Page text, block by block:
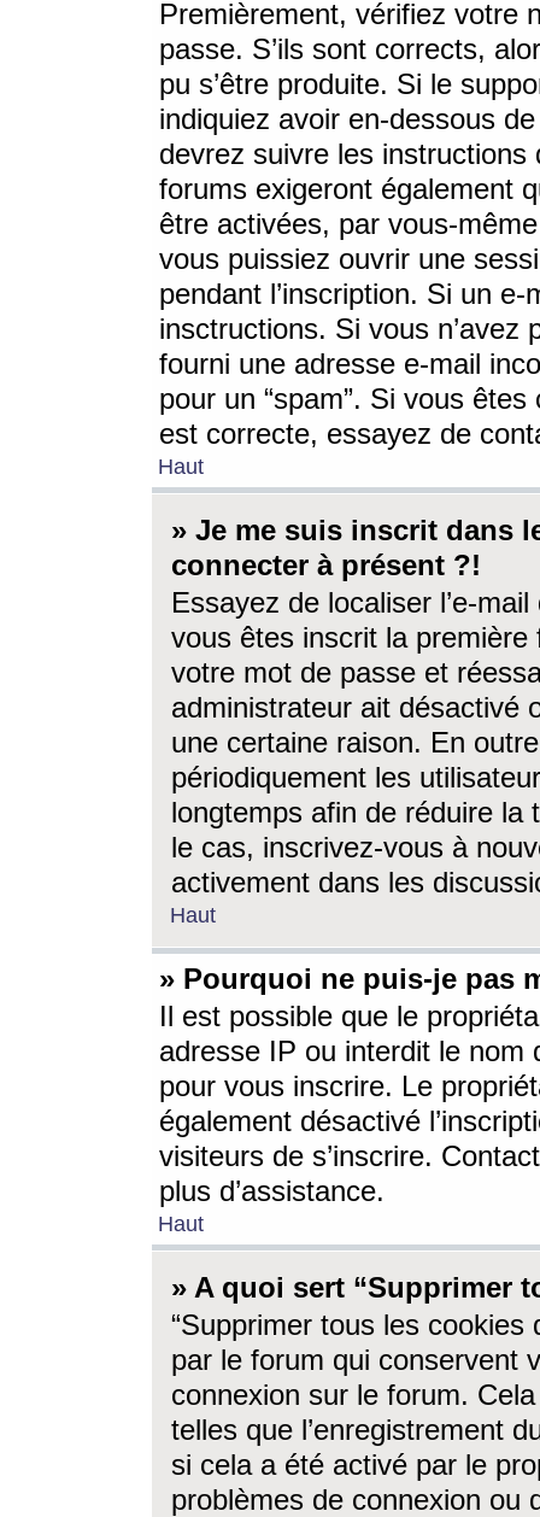
Premièrement, vérifiez votre
passe. S’ils sont corrects,
pu s’être produite. Si le
indiquiez avoir en-dessous
devrez suivre les
forums exigeront également
être activées, par vous-
vous puissiez ouvrir une
pendant l’inscription. Si un
insctructions. Si vous n’avez
fourni une adresse e-mail
pour un “spam”. Si vous
est correcte, essayez de
Haut
» Je me suis inscrit dans
connecter à présent ?!
Essayez de localiser l’e-
vous êtes inscrit la première
votre mot de passe et
administrateur ait désactivé
une certaine raison. En
périodiquement les
longtemps afin de réduire la
le cas, inscrivez-vous à
activement dans les
Haut
» Pourquoi ne puis-je pas
Il est possible que le
adresse IP ou interdit le nom
pour vous inscrire. Le
également désactivé
visiteurs de s’inscrire.
plus d’assistance.
Haut
» A quoi sert “Supprimer
“Supprimer tous les cookies
par le forum qui conservent
connexion sur le forum.
telles que l’enregistrement
si cela a été activé par le
problèmes de connexion ou